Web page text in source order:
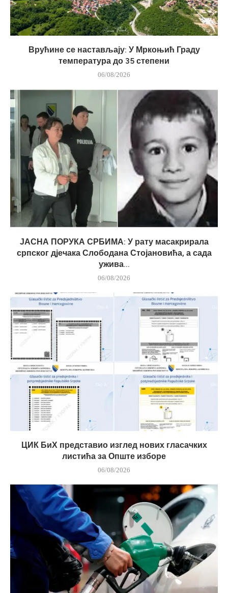
Врућине се настављају: У Мркоњић Граду
температура до 35 степени
06/08/2026
ЈАСНА ПОРУКА СРБИМА: У рату масакрирала
српског дјечака Слободана Стојановића, а сада
ужива...
06/08/2026
ЦИК БиХ представио изглед нових гласачких
листића за Опште изборе
06/08/2026